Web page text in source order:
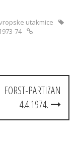
utakmice
74
FORST-PARTIZAN
4.4.1974.